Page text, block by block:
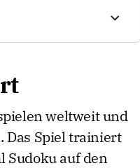
deutlich.
weltweit und
Das Spiel trainiert
Sudoku auf den